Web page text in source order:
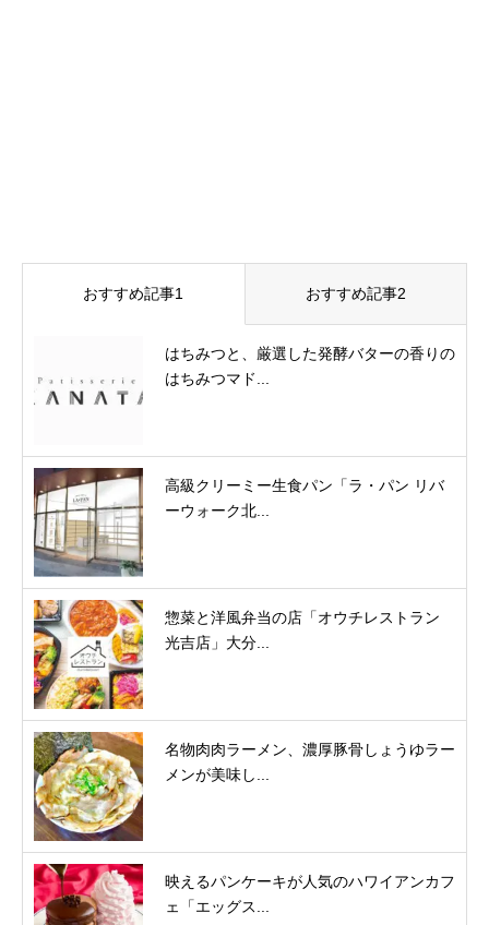
おすすめ記事1 おすすめ記事2
はちみつと、厳選した発酵バターの香りの
はちみつマド...
高級クリーミー生食パン「ラ・パン リバ
ーウォーク北...
惣菜と洋風弁当の店「オウチレストラン
光吉店」大分...
名物肉肉ラーメン、濃厚豚骨しょうゆラー
メンが美味し...
映えるパンケーキが人気のハワイアンカフ
ェ「エッグス...